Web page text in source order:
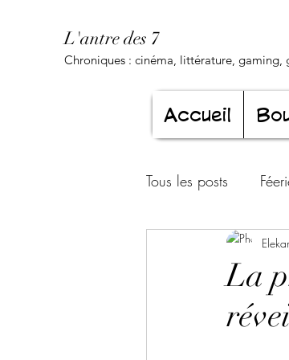
L'antre des 7
Chroniques : cinéma, littérature, gaming,
Accueil
Tous les posts
Luxure Envoûtante
Jeunesse éternelle
La